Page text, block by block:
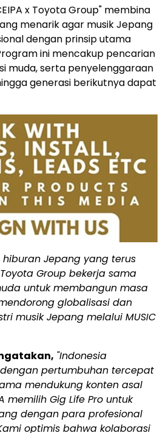
x Toyota Group" membina
menarik agar musik Jepang
dengan prinsip utama
ini mencakup pencarian
muda, serta penyelenggaraan
generasi berikutnya dapat
hiburan Jepang yang terus
Group bekerja sama
untuk membangun masa
globalisasi dan
musik Jepang melalui MUSIC
"Indonesia
pertumbuhan tercepat
mendukung konten asal
memilih Gig Life Pro untuk
dengan para profesional
optimis bahwa kolaborasi